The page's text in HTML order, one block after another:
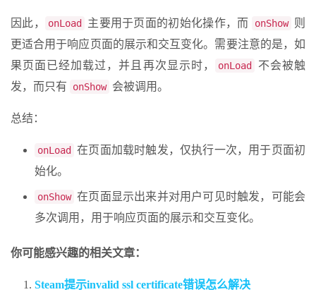
因此， onLoad 主要用于页面的初始化操作，而 onShow 则
更适合用于响应页面的展示和交互变化。需要注意的是，如
果页面已经加载过，并且再次显示时，
onLoad
不会被触
发，而只有
onShow 会被调用。
总结：
onLoad
在页面加载时触发，仅执行一次，用于页面初
始化。
onShow 在页面显示出来并对用户可见时触发，可能会
多次调用，用于响应页面的展示和交互变化。
你可能感兴趣的相关文章：
Steam提示invalid ssl certificate错误怎么解决